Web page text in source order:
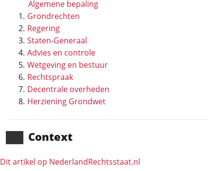
Algemene bepaling
Grondrechten
Regering
Staten-Generaal
Advies en controle
Wetgeving en bestuur
Rechtspraak
Decentrale overheden
Herziening Grondwet
Context
Dit artikel op NederlandRechts­staat.nl